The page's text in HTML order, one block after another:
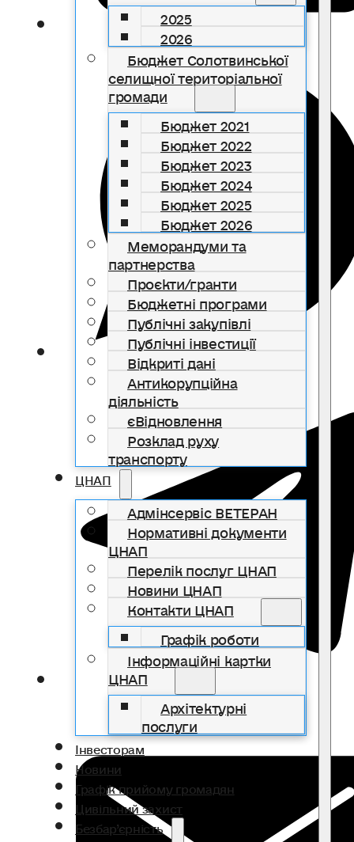
2025
2026
Бюджет Солотвинської
селищної територіальної
громади
Бюджет 2021
Бюджет 2022
Бюджет 2023
Бюджет 2024
Бюджет 2025
Бюджет 2026
Меморандуми та
партнерства
Проєкти/гранти
Бюджетні програми
Публічні закупівлі
Публічні інвестиції
Відкриті дані
Антикорупційна
діяльність
єВідновлення
Розклад руху
транспорту
ЦНАП
Адмінсервіс ВЕТЕРАН
Нормативні документи
ЦНАП
Перелік послуг ЦНАП
Новини ЦНАП
Контакти ЦНАП
Графік роботи
Інформаційні картки
ЦНАП
Архітектурні
послуги
Інвесторам
Новини
Графік прийому громадян
Цивільний захист
Безбар’єрність